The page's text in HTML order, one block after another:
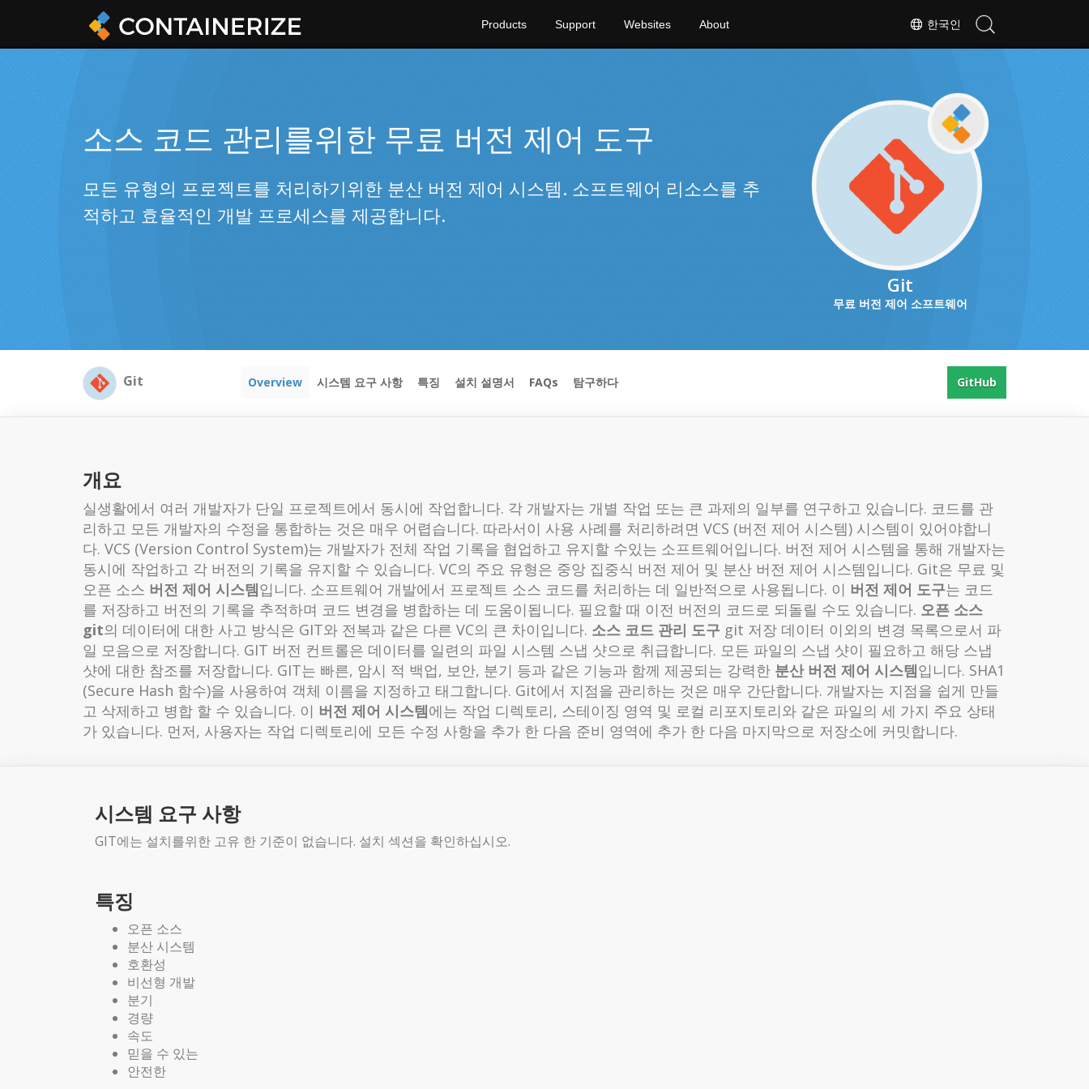
한국인
Products Support Websites About
Git
무료 버전 제어 소프트웨어
소스 코드 관리를위한 무료 버전 제어 도구
모든 유형의 프로젝트를 처리하기위한 분산 버전 제어 시스템. 소프트웨어 리소스를 추
적하고 효율적인 개발 프로세스를 제공합니다.
Git Overview 시스템 요구 사항 특징 설치 설명서 FAQs 탐구하다 GitHub
개요
실생활에서 여러 개발자가 단일 프로젝트에서 동시에 작업합니다. 각 개발자는 개별 작업 또는 큰 과제의 일부를 연구하고 있습니다. 코드를 관
리하고 모든 개발자의 수정을 통합하는 것은 매우 어렵습니다. 따라서이 사용 사례를 처리하려면 VCS (버전 제어 시스템) 시스템이 있어야합니
다. VCS (Version Control System)는 개발자가 전체 작업 기록을 협업하고 유지할 수있는 소프트웨어입니다. 버전 제어 시스템을 통해 개발자는
동시에 작업하고 각 버전의 기록을 유지할 수 있습니다. VC의 주요 유형은 중앙 집중식 버전 제어 및 분산 버전 제어 시스템입니다. Git은 무료 및
오픈 소스 버전 제어 시스템입니다. 소프트웨어 개발에서 프로젝트 소스 코드를 처리하는 데 일반적으로 사용됩니다. 이 버전 제어 도구는 코드
를 저장하고 버전의 기록을 추적하며 코드 변경을 병합하는 데 도움이됩니다. 필요할 때 이전 버전의 코드로 되돌릴 수도 있습니다. 오픈 소스
git의 데이터에 대한 사고 방식은 GIT와 전복과 같은 다른 VC의 큰 차이입니다. 소스 코드 관리 도구 git 저장 데이터 이외의 변경 목록으로서 파
일 모음으로 저장합니다. GIT 버전 컨트롤은 데이터를 일련의 파일 시스템 스냅 샷으로 취급합니다. 모든 파일의 스냅 샷이 필요하고 해당 스냅
샷에 대한 참조를 저장합니다. GIT는 빠른, 암시 적 백업, 보안, 분기 등과 같은 기능과 함께 제공되는 강력한 분산 버전 제어 시스템입니다. SHA1
(Secure Hash 함수)을 사용하여 객체 이름을 지정하고 태그합니다. Git에서 지점을 관리하는 것은 매우 간단합니다. 개발자는 지점을 쉽게 만들
고 삭제하고 병합 할 수 있습니다. 이 버전 제어 시스템에는 작업 디렉토리, 스테이징 영역 및 로컬 리포지토리와 같은 파일의 세 가지 주요 상태
가 있습니다. 먼저, 사용자는 작업 디렉토리에 모든 수정 사항을 추가 한 다음 준비 영역에 추가 한 다음 마지막으로 저장소에 커밋합니다.
시스템 요구 사항
GIT에는 설치를위한 고유 한 기준이 없습니다. 설치 섹션을 확인하십시오.
특징
오픈 소스
분산 시스템
호환성
비선형 개발
분기
경량
속도
믿을 수 있는
안전한